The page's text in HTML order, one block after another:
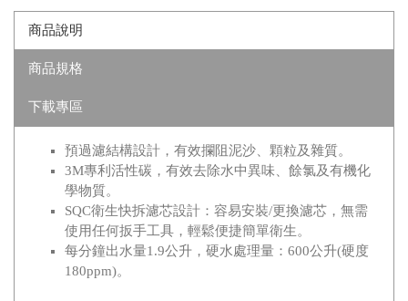
商品說明
商品規格
下載專區
預過濾結構設計，有效攔阻泥沙、顆粒及雜質。
3M專利活性碳，有效去除水中異味、餘氯及有機化
學物質。
SQC衛生快拆濾芯設計：容易安裝/更換濾芯，無需
使用任何扳手工具，輕鬆便捷簡單衛生。
每分鐘出水量1.9公升，硬水處理量：600公升(硬度
180ppm)。